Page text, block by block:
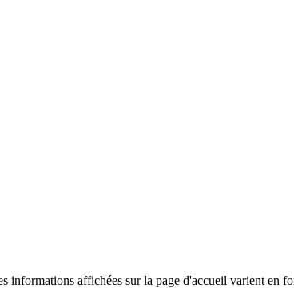
affichées sur la page d'accueil varient en